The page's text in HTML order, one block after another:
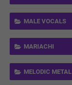
MALE VOCALS
MARIACHI
MELODIC METAL